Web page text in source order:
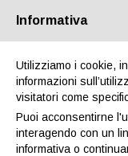
Chi siamo Partners
Informativa
Utilizziamo i cookie,
informazioni
visitatori come
Puoi acconsentirne
interagendo con un
informativa o